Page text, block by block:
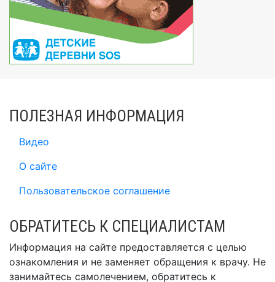
ПОЛЕЗНАЯ ИНФОРМАЦИЯ
Видео
О сайте
Пользовательское соглашение
ОБРАТИТЕСЬ К СПЕЦИАЛИСТАМ
Информация на сайте предоставляется с целью
ознакомления и не заменяет обращения к врачу. Не
занимайтесь самолечением, обратитесь к